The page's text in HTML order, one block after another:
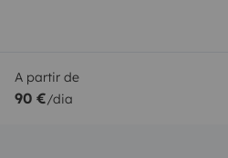
A partir de
90 €/dia